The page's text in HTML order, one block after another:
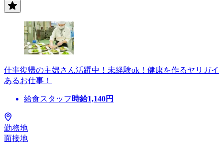
仕事復帰の主婦さん活躍中！未経験ok！健康を作るヤリガイ
あるお仕事！
給食スタッフ 時給1,140円
勤務地
面接地